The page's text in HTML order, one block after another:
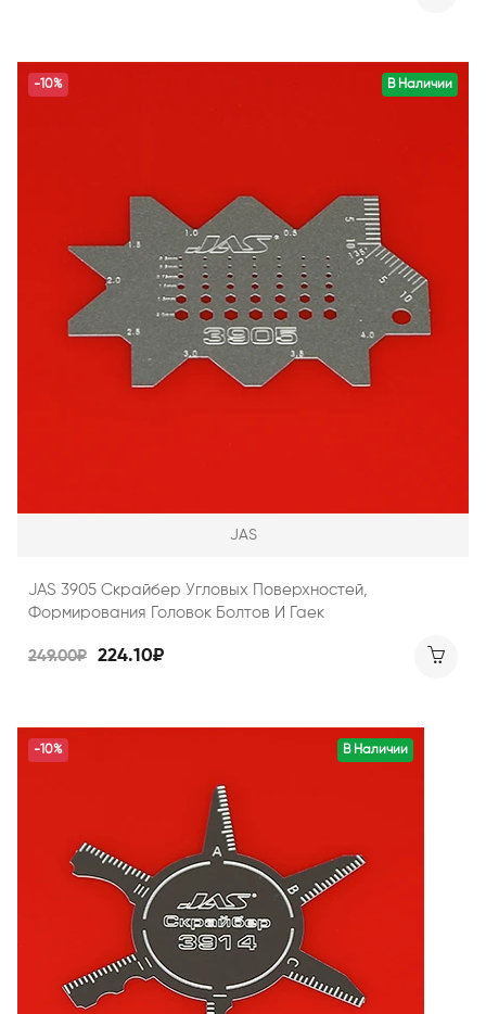
В Наличии
-10%
JAS
JAS 3905 Скрайбер Угловых Поверхностей,
Формирования Головок Болтов И Гаек
249.00₽ 224.10₽
В Наличии
-10%